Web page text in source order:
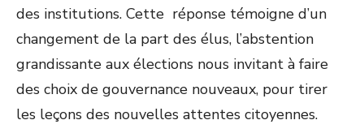
des institutions. Cette réponse témoigne d’un
changement de la part des élus, l’abstention
grandissante aux élections nous invitant à faire
des choix de gouvernance nouveaux, pour tirer
les leçons des nouvelles attentes citoyennes.